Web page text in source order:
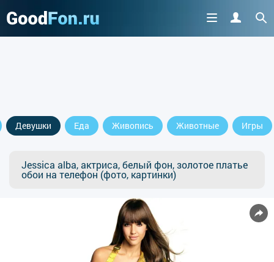
Девушки Еда Живопись Животные Игры
Jessica alba, актриса, белый фон, золотое платье
обои на телефон (фото, картинки)